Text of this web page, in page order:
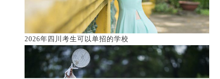
2026年四川考生可以单招的学校